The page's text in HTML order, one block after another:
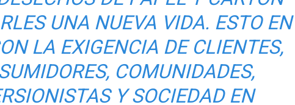
UNA NUEVA VIDA. ESTO EN
LA EXIGENCIA DE CLIENTES,
COMUNIDADES,
Y SOCIEDAD EN